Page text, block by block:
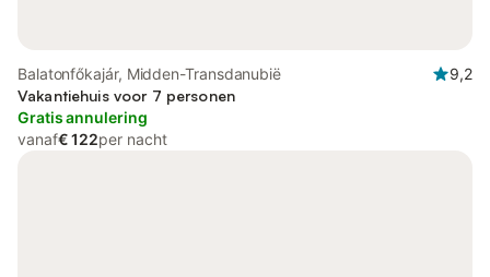
Balatonfőkajár, Midden-Transdanubië
9,2
Vakantiehuis voor 7 personen
Gratis annulering
vanaf€ 122per nacht